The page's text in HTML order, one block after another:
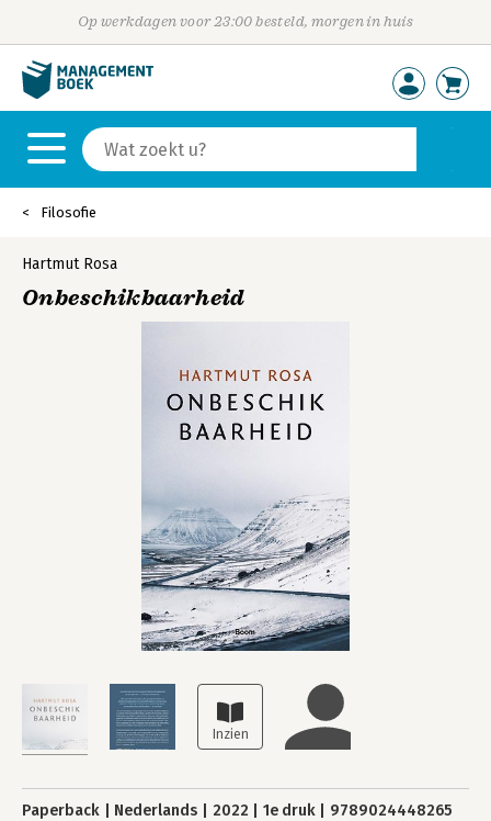
Op werkdagen voor 23:00 besteld, morgen in huis
Filosofie
Hartmut Rosa
Onbeschikbaarheid
Paperback Nederlands 2022 1e druk 9789024448265